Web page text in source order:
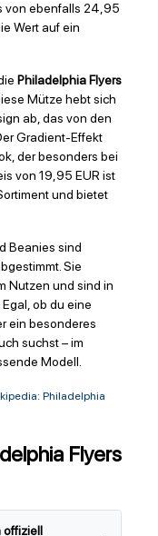
von ebenfalls 24,95
Wert auf ein
Philadelphia Flyers
Mütze hebt sich
ab, das von den
Gradient-Effekt
der besonders bei
von 19,95 EUR ist
und bietet
Beanies sind
Sie
Nutzen und sind in
ob du eine
ein besonderes
suchst – im
Modell.
Philadelphia
Flyers
offiziell